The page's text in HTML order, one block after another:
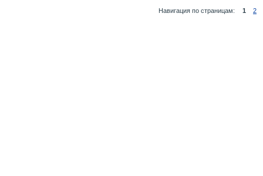
Навигация по страницам: 1 2